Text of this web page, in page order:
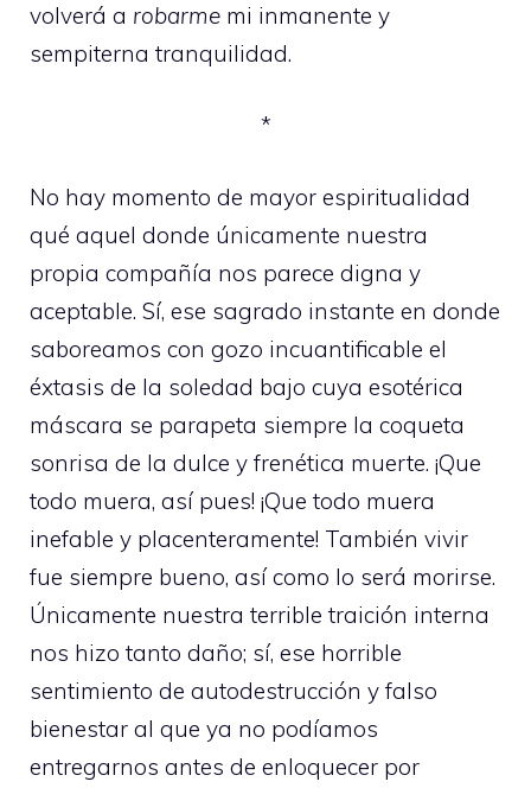
volverá a robarme mi inmanente y
sempiterna tranquilidad.
*
No hay momento de mayor espiritualidad
qué aquel donde únicamente nuestra
propia compañía nos parece digna y
aceptable. Sí, ese sagrado instante en donde
saboreamos con gozo incuantificable el
éxtasis de la soledad bajo cuya esotérica
máscara se parapeta siempre la coqueta
sonrisa de la dulce y frenética muerte. ¡Que
todo muera, así pues! ¡Que todo muera
inefable y placenteramente! También vivir
fue siempre bueno, así como lo será morirse.
Únicamente nuestra terrible traición interna
nos hizo tanto daño; sí, ese horrible
sentimiento de autodestrucción y falso
bienestar al que ya no podíamos
entregarnos antes de enloquecer por